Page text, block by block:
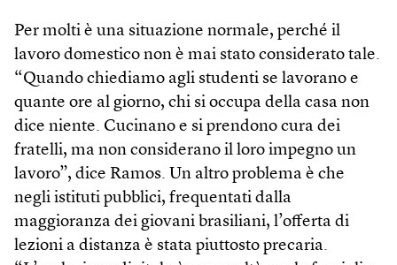
Per molti è una situazione normale, perché il
lavoro domestico non è mai stato considerato tale.
“Quando chiediamo agli studenti se lavorano e
quante ore al giorno, chi si occupa della casa non
dice niente. Cucinano e si prendono cura dei
fratelli, ma non considerano il loro impegno un
lavoro”, dice Ramos. Un altro problema è che
negli istituti pubblici, frequentati dalla
maggioranza dei giovani brasiliani, l’offerta di
lezioni a distanza è stata piuttosto precaria.